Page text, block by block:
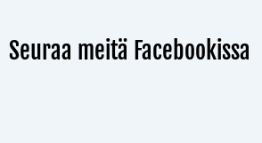
Seuraa meitä Facebookissa